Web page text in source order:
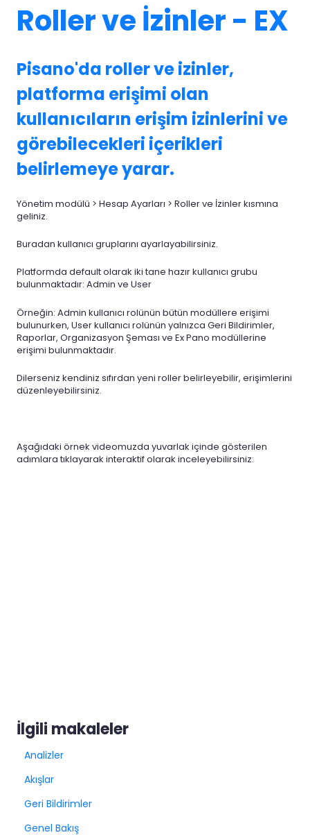
Roller ve İzinler - EX
Pisano'da roller ve izinler,
platforma erişimi olan
kullanıcıların erişim izinlerini ve
görebilecekleri içerikleri
belirlemeye yarar.
Yönetim modülü > Hesap Ayarları > Roller ve İzinler kısmına
geliniz.
Buradan kullanıcı gruplarını ayarlayabilirsiniz.
Platformda default olarak iki tane hazır kullanıcı grubu
bulunmaktadır: Admin ve User
Örneğin: Admin kullanıcı rolünün bütün modüllere erişimi
bulunurken, User kullanıcı rolünün yalnızca Geri Bildirimler,
Raporlar, Organizasyon Şeması ve Ex Pano modüllerine
erişimi bulunmaktadır.
Dilerseniz kendiniz sıfırdan yeni roller belirleyebilir, erişimlerini
düzenleyebilirsiniz.
Aşağıdaki örnek videomuzda yuvarlak içinde gösterilen
adımlara tıklayarak interaktif olarak inceleyebilirsiniz:
İlgili makaleler
Analizler
Akışlar
Geri Bildirimler
Genel Bakış